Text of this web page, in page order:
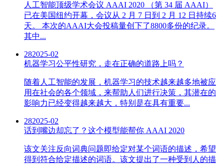
人工智能顶级学术会议 AAAI 2020 （第 34 届 AAAI）
已在美国纽约开幕，会议从 2 月 7 日到 2 月 12 日持续6
天。 本次的AAAI大会投稿量创下了8800多份的纪录。
其中...
282025-02
机器学习公平性研究，走在正确的道路上吗？
随着人工智能的发展，机器学习的技术越来越多地被应
用在社会的各个领域，来帮助人们进行决策，其潜在的
影响力已经变得越来越大，特别是在具有重要...
282025-02
话到嘴边却忘了？这个模型能帮你 AAAI 2020
该文关注反向词典问题即给定对某个词语的描述，希望
得到符合给定描述的词语。该文提出了一种受到人的描